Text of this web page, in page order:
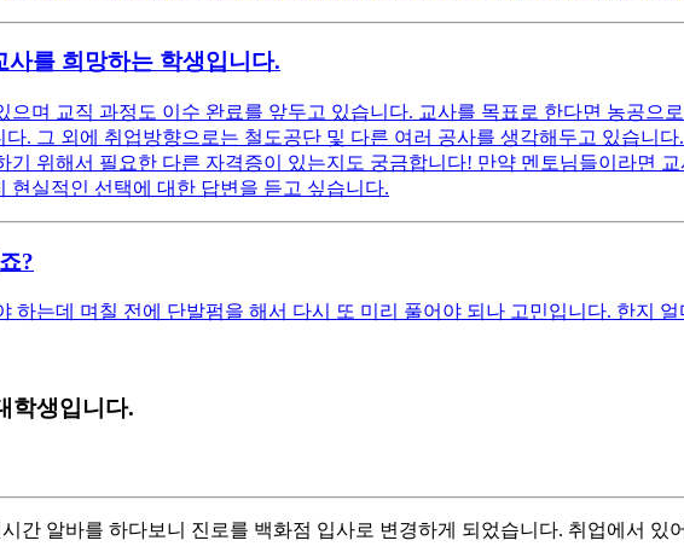
사를 희망하는 학생입니다.
으며 교직 과정도 이수 완료를 앞두고 있습니다. 교사를 목표로 한다면 농공으
. 그 외에 취업방향으로는 철도공단 및 다른 여러 공사를 생각해두고 있습니
기 위해서 필요한 다른 자격증이 있는지도 궁금합니다! 만약 멘토님들이라면
현실적인 선택에 대한 답변을 듣고 싶습니다.
?
하는데 며칠 전에 단발펌을 해서 다시 또 미리 풀어야 되나 고민입니다. 한지
학생입니다.
간 알바를 하다보니 진로를 백화점 입사로 변경하게 되었습니다. 취업에서